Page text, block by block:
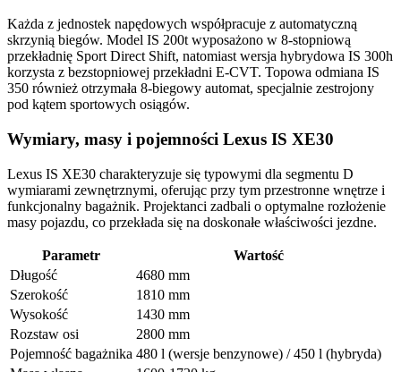
Każda z jednostek napędowych współpracuje z automatyczną
skrzynią biegów. Model IS 200t wyposażono w 8-stopniową
przekładnię Sport Direct Shift, natomiast wersja hybrydowa IS 300h
korzysta z bezstopniowej przekładni E-CVT. Topowa odmiana IS
350 również otrzymała 8-biegowy automat, specjalnie zestrojony
pod kątem sportowych osiągów.
Wymiary, masy i pojemności Lexus IS XE30
Lexus IS XE30 charakteryzuje się typowymi dla segmentu D
wymiarami zewnętrznymi, oferując przy tym przestronne wnętrze i
funkcjonalny bagażnik. Projektanci zadbali o optymalne rozłożenie
masy pojazdu, co przekłada się na doskonałe właściwości jezdne.
Parametr
Wartość
Długość
4680 mm
Szerokość
1810 mm
Wysokość
1430 mm
Rozstaw osi
2800 mm
Pojemność bagażnika 480 l (wersje benzynowe) / 450 l (hybryda)